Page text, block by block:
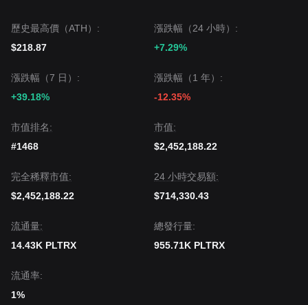
歷史最高價（ATH）:
$218.87
漲跌幅（24 小時）:
+7.29%
漲跌幅（7 日）:
+39.18%
漲跌幅（1 年）:
-12.35%
市值排名:
#1468
市值:
$2,452,188.22
完全稀釋市值:
$2,452,188.22
24 小時交易額:
$714,330.43
流通量:
14.43K PLTRX
總發行量:
955.71K PLTRX
流通率:
1%